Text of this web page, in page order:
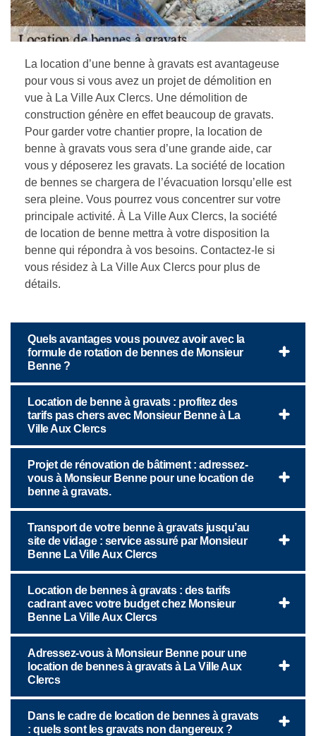
La location d’une benne à gravats est avantageuse
pour vous si vous avez un projet de démolition en
vue à La Ville Aux Clercs. Une démolition de
construction génère en effet beaucoup de gravats.
Pour garder votre chantier propre, la location de
benne à gravats vous sera d’une grande aide, car
vous y déposerez les gravats. La société de location
de bennes se chargera de l’évacuation lorsqu’elle est
sera pleine. Vous pourrez vous concentrer sur votre
principale activité. À La Ville Aux Clercs, la société
de location de benne mettra à votre disposition la
benne qui répondra à vos besoins. Contactez-le si
vous résidez à La Ville Aux Clercs pour plus de
détails.
Quels avantages vous pouvez avoir avec la
formule de rotation de bennes de Monsieur
Benne ?
Location de benne à gravats : profitez des
tarifs pas chers avec Monsieur Benne à La
Ville Aux Clercs
Projet de rénovation de bâtiment : adressez-
vous à Monsieur Benne pour une location de
benne à gravats.
Transport de votre benne à gravats jusqu’au
site de vidage : service assuré par Monsieur
Benne La Ville Aux Clercs
Location de bennes à gravats : des tarifs
cadrant avec votre budget chez Monsieur
Benne La Ville Aux Clercs
Adressez-vous à Monsieur Benne pour une
location de bennes à gravats à La Ville Aux
Clercs
Dans le cadre de location de bennes à gravats
: quels sont les gravats non dangereux ?